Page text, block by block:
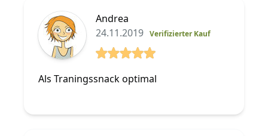
Andrea
24.11.2019 Verifizierter Kauf
Als Traningssnack optimal